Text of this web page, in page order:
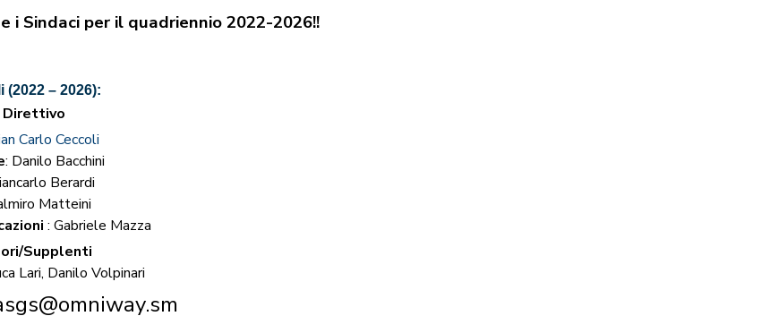
Sindaci per il quadriennio 2022-2026!!
(2022 – 2026):
Direttivo
Carlo Ceccoli
: Danilo Bacchini
Berardi
Matteini
: Gabriele Mazza
Supplenti
Lari, Danilo Volpinari